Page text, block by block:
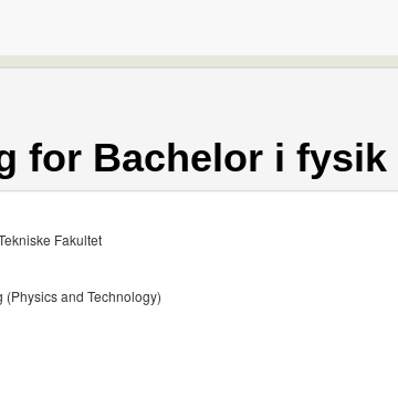
for Bachelor i
Fakultet
and Technology)